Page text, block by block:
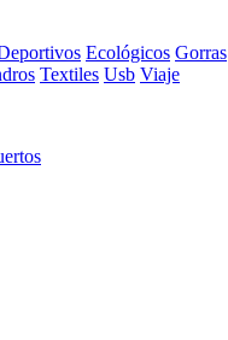
Ecológicos Gorras
Textiles Usb Viaje